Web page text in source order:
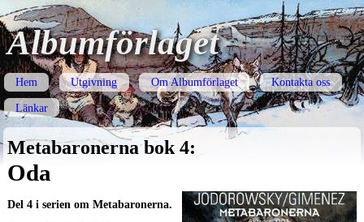
Albumförlaget
Hem Utgivning Om Albumförlaget
Kontakta oss
Länkar
Metabaronerna bok 4:
Oda
Del 4 i serien om Metabaronerna.